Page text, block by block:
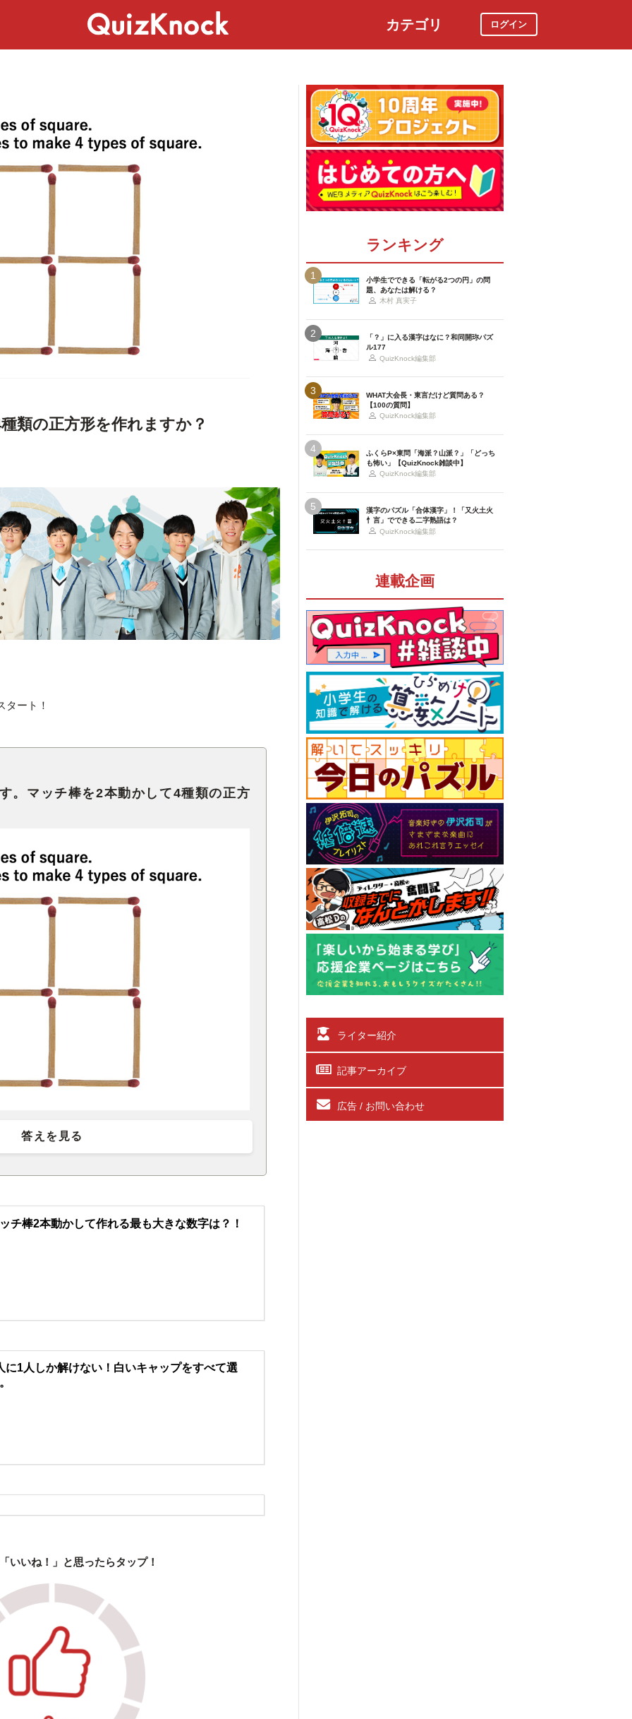
カテゴリ ログイン
類の正方形を作れますか？
タート！
。マッチ棒を2本動かして4種類の正方
答えを見る
チ棒2本動かして作れる最も大きな数字は？！
に1人しか解けない！白いキャップをすべて選
いいね！」と思ったらタップ！
ランキング
1
小学生でできる「転がる2つの円」の問
題、あなたは解ける？
木村 真実子
2
「？」に入る漢字はなに？和同開珎パズ
ル177
QuizKnock編集部
3
WHAT大会長・東言だけど質問ある？
【100の質問】
QuizKnock編集部
4
ふくらP×東問「海派？山派？」「どっち
も怖い」【QuizKnock雑談中】
QuizKnock編集部
5
漢字のパズル「合体漢字」！「又火土火
忄言」でできる二字熟語は？
QuizKnock編集部
連載企画
ライター紹介
記事アーカイブ
広告 / お問い合わせ